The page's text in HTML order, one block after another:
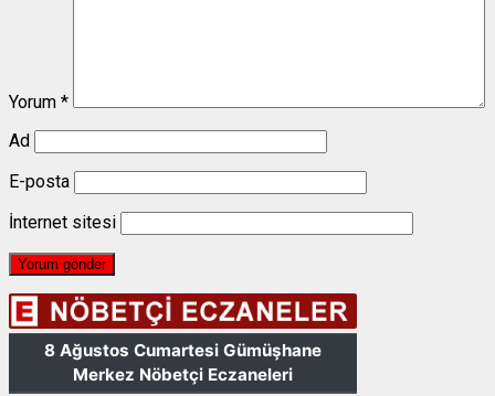
Yorum *
Ad
E-posta
İnternet sitesi